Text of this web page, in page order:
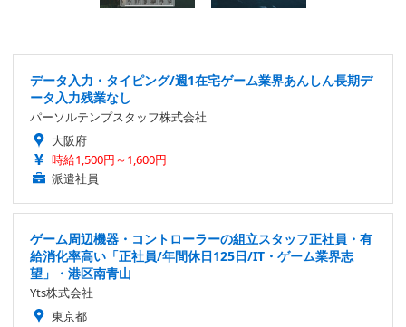
データ入力・タイピング/週1在宅ゲーム業界あんしん長期デ
ータ入力残業なし
パーソルテンプスタッフ株式会社
大阪府
時給1,500円～1,600円
派遣社員
ゲーム周辺機器・コントローラーの組立スタッフ正社員・有
給消化率高い「正社員/年間休日125日/IT・ゲーム業界志
望」・港区南青山
Yts株式会社
東京都